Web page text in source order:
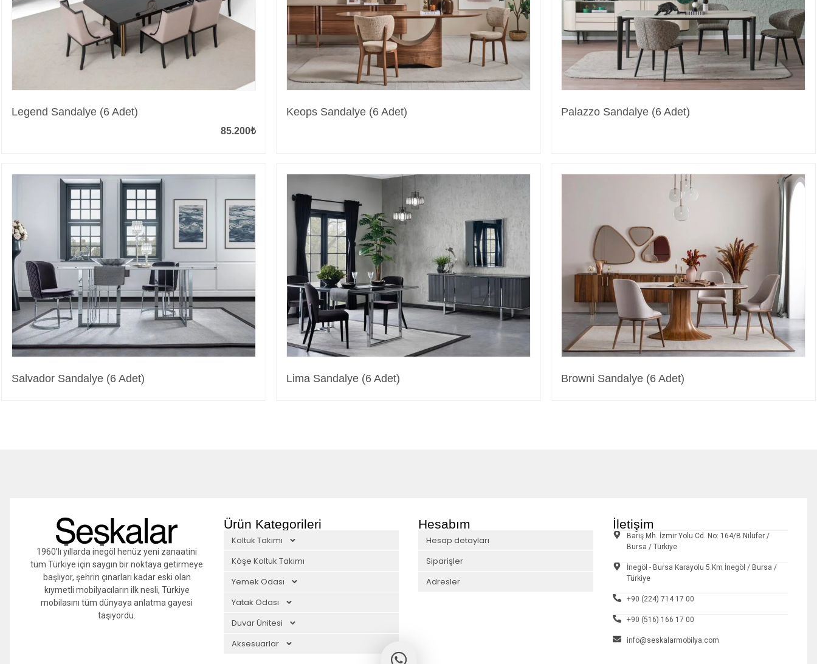
Legend Sandalye (6 Adet)
85.200₺
Keops Sandalye (6 Adet) Palazzo Sandalye (6 Adet)
Salvador Sandalye (6 Adet) Lima Sandalye (6 Adet) Browni Sandalye (6 Adet)
1960’lı yıllarda inegöl henüz yeni zanaatini
tüm Türkiye için saygın bir noktaya getirmeye
başlıyor, şehrin çınarları kadar eski olan
kıymetli mobilyacıların ilk nesli, Türkiye
mobilasını tüm dünyaya anlatma gayesi
taşıyordu.
Ürün Kategorileri
Koltuk Takımı
Köşe Koltuk Takımı
Yemek Odası
Yatak Odası
Duvar Ünitesi
Aksesuarlar
Hesabım
Hesap detayları
Siparişler
Adresler
İletişim
Barış Mh. İzmir Yolu Cd. No: 164/B Nilüfer /
Bursa / Türkiye
İnegöl - Bursa Karayolu 5.Km İnegöl / Bursa /
Türkiye
+90 (224) 714 17 00
+90 (516) 166 17 00
info@seskalarmobilya.com